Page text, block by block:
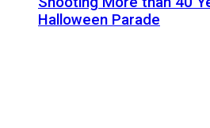
Halloween Parade